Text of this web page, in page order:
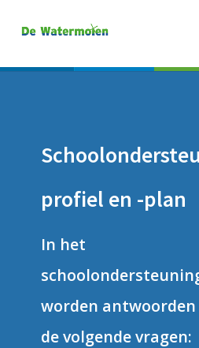
profiel en -plan
In het
worden antwoorden
de volgende vragen: